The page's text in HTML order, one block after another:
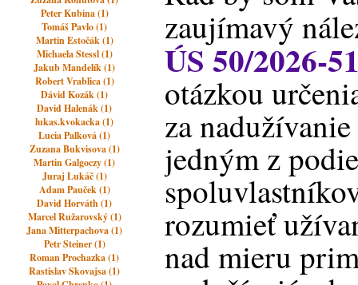
Peter Kubina (1)
Tomáš Pavlo (1)
Martin Estočák (1)
Michaela Stessl (1)
Jakub Mandelík (1)
Robert Vrablica (1)
Dávid Kozák (1)
David Halenák (1)
lukas.kvokacka (1)
Lucia Palková (1)
Zuzana Bukvisova (1)
Martin Galgoczy (1)
Juraj Lukáč (1)
Adam Pauček (1)
David Horváth (1)
Marcel Ružarovský (1)
Jana Mitterpachova (1)
Petr Steiner (1)
Roman Prochazka (1)
Rastislav Skovajsa (1)
zaujímavý
ÚS 50/2026-
otázkou
za
jedným z
rozumieť
nad mieru